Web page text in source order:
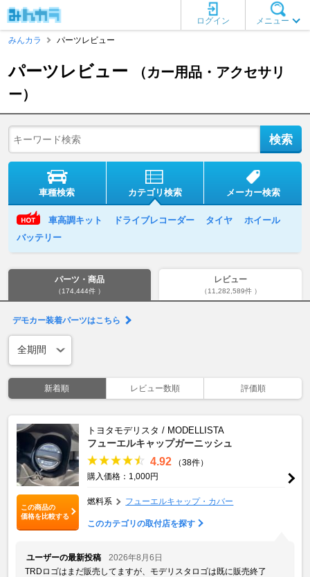
メニュー
ログイン
みんカラ
パーツレビュー
パーツレビュー
（カー用品・アクセサリ
ー）
車種検索 カテゴリ検索 メーカー検索
車高調キット ドライブレコーダー タイヤ
ホイール
バッテリー
パーツ・商品
（174,444件 ）
レビュー
（11,282,589件 ）
デモカー装着パーツはこちら
新着順 レビュー数順 評価順
この商品の
価格を比較する
トヨタモデリスタ / MODELLISTA
フューエルキャップガーニッシュ
4.92
（38件）
購入価格：1,000円
燃料系 フューエルキャップ・カバー
このカテゴリの取付店を探す
ユーザーの最新投稿
2026年8月6日
TRDロゴはまだ販売してますが、モデリスタロゴは既に販売終了